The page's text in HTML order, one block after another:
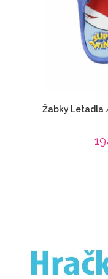
Žabky Letadla